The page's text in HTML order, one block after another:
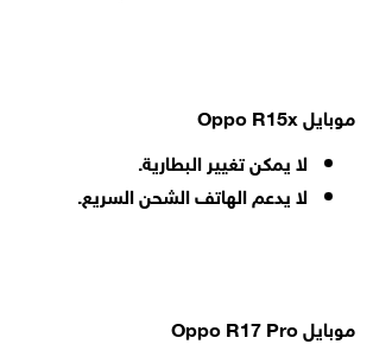
موبايل Oppo R15x
لا يمكن تغيير البطارية.
لا يدعم الهاتف الشحن السريع.
موبايل Oppo R17 Pro